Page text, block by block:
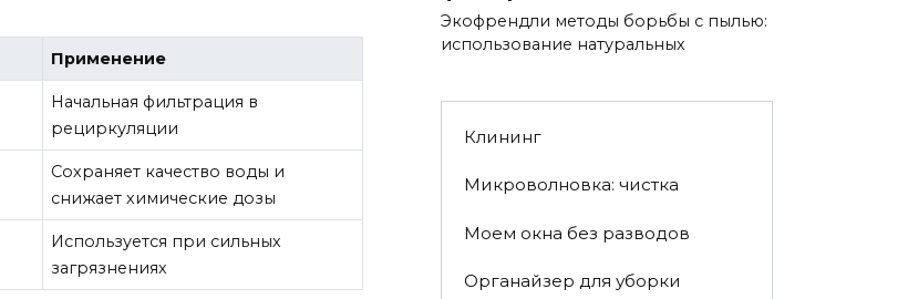
Применение
Начальная фильтрация в
рециркуляции
Сохраняет качество воды и
снижает химические дозы
Используется при сильных
загрязнениях
Экофрендли методы борьбы с пылью:
использование натуральных
Клининг
Микроволновка: чистка
Моем окна без разводов
Органайзер для уборки